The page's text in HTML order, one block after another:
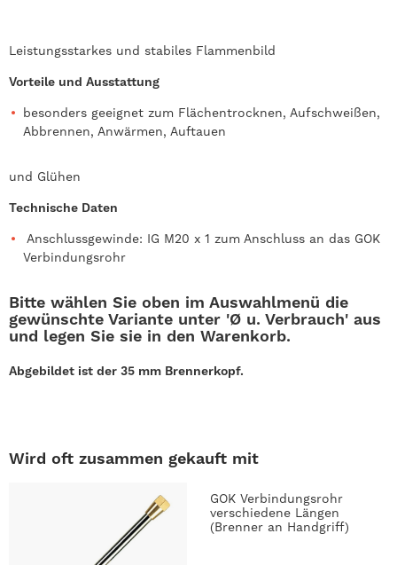
Leistungsstarkes und stabiles Flammenbild
Vorteile und Ausstattung
besonders geeignet zum Flächentrocknen, Aufschweißen,
Abbrennen, Anwärmen, Auftauen
und Glühen
Technische Daten
Anschlussgewinde: IG M20 x 1 zum Anschluss an das GOK
Verbindungsrohr
Bitte wählen Sie oben im Auswahlmenü die
gewünschte Variante unter 'Ø u. Verbrauch' aus
und legen Sie sie in den Warenkorb.
Abgebildet ist der 35 mm Brennerkopf.
Wird oft zusammen gekauft mit
GOK Verbindungsrohr
verschiedene Längen
(Brenner an Handgriff)